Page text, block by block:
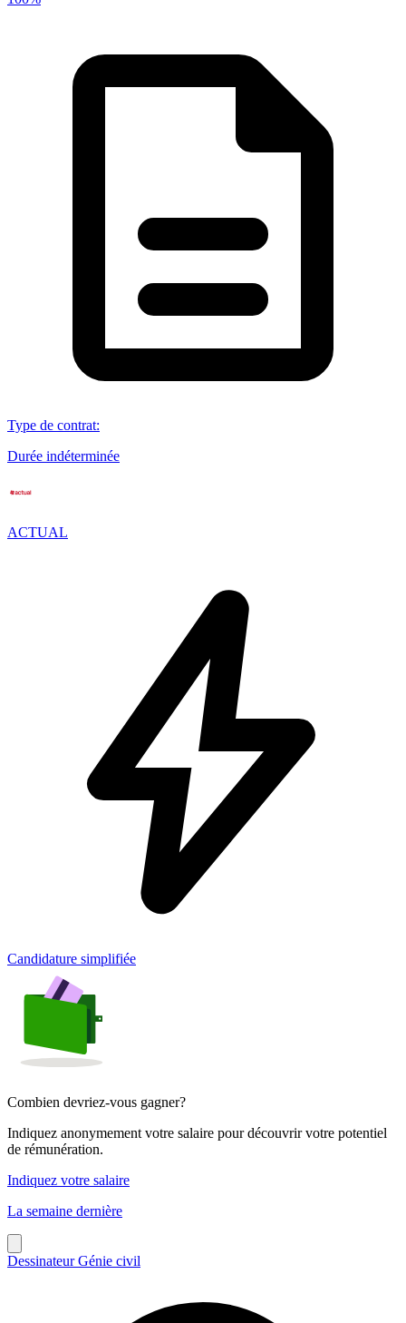
Type de contrat:
Durée indéterminée
ACTUAL
Candidature simplifiée
Combien devriez-vous gagner?
Indiquez anonymement votre salaire pour découvrir votre potentiel
de rémunération.
Indiquez votre salaire
La semaine dernière
Dessinateur Génie civil